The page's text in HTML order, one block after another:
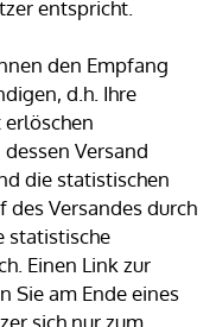
entspricht.
den Empfang
d.h. Ihre
Versand
die statistischen
Versandes durch
statistische
Einen Link zur
Sie am Ende eines
sich nur zum